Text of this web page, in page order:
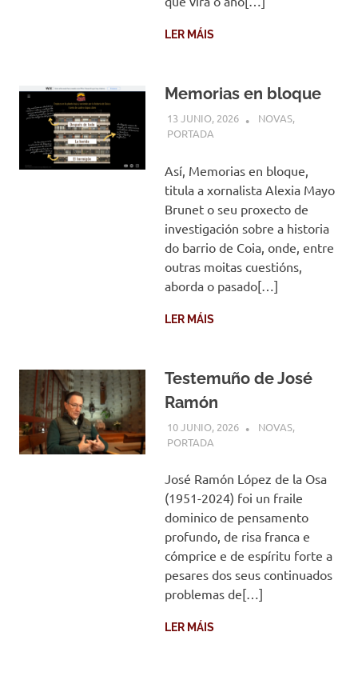
LER MÁIS
Memorias en bloque
13 JUNIO, 2026 COMUNIDADE
NOVAS,
PORTADA
Así, Memorias en bloque,
titula a xornalista Alexia Mayo
Brunet o seu proxecto de
investigación sobre a historia
do barrio de Coia, onde, entre
outras moitas cuestións,
aborda o pasado[…]
LER MÁIS
Testemuño de José
Ramón
10 JUNIO, 2026 COMUNIDADE
NOVAS,
PORTADA
José Ramón López de la Osa
(1951-2024) foi un fraile
dominico de pensamento
profundo, de risa franca e
cómprice e de espíritu forte a
pesares dos seus continuados
problemas de[…]
LER MÁIS